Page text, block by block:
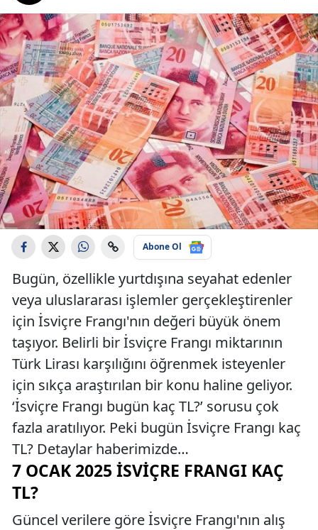
Abone Ol
Bugün, özellikle yurtdışına seyahat edenler
veya uluslararası işlemler gerçekleştirenler
için İsviçre Frangı'nın değeri büyük önem
taşıyor. Belirli bir İsviçre Frangı miktarının
Türk Lirası karşılığını öğrenmek isteyenler
için sıkça araştırılan bir konu haline geliyor.
‘İsviçre Frangı bugün kaç TL?’ sorusu çok
fazla aratılıyor. Peki bugün İsviçre Frangı kaç
TL? Detaylar haberimizde…
7 OCAK 2025 İSVIÇRE FRANGI KAÇ
TL?
Güncel verilere göre İsviçre Frangı'nın alış